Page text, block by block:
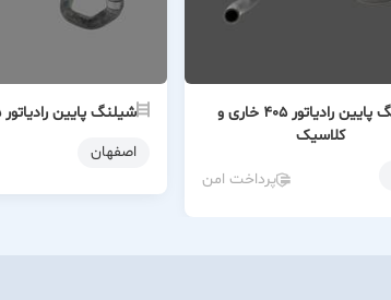
شیلنگ پایین رادیاتور ۴۰۵ خاری و
کلاسیک
پرداخت امن
شیلنگ پایین رادیاتور TU5 در اصفهان
اصفهان